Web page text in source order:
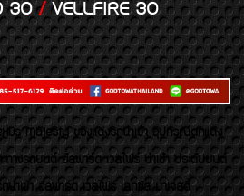
30/VELLFIRE 30
Majesty ของเเต่งรถนำเข้า อุปกรณ์ตกแต่ง
ทางรถยนต์ อัลพาร์ด เวลไฟร์ นำเข้า ประดับยนต์
นำเข้า อัลพาร์ด เวลไฟร์ เลกซัส มาเจสตี้